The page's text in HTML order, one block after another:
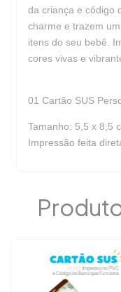
da criança e código
charme e trazem
itens do seu bebê.
cores vivas e
01 Cartão SUS
Tamanho: 5,5 x 8,5
Impressão feita